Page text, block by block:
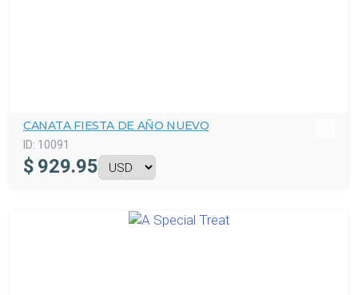
CANATA FIESTA DE AÑO NUEVO
ID: 10091
$ 929.95